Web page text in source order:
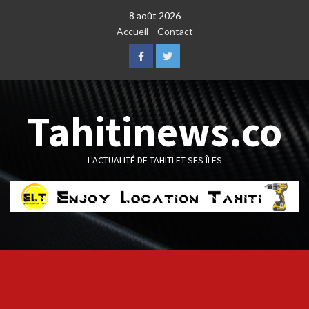
8 août 2026
Accueil
Contact
FacebookTwitter
Tahitinews.co
L'ACTUALITÉ DE TAHITI ET SES ÎLES